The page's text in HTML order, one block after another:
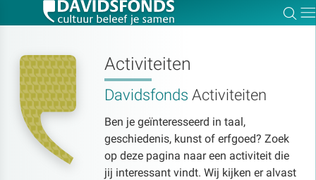
Activiteiten
Davidsfonds Activiteiten
Ben je geïnteresseerd in taal,
geschiedenis, kunst of erfgoed? Zoek
op deze pagina naar een activiteit die
jij interessant vindt. Wij kijken er alvast
Zoek:
Zoeken